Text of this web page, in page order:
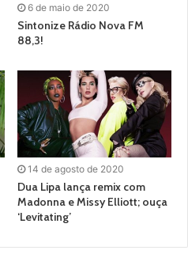
6 de maio de 2020
Sintonize Rádio Nova FM
88,3!
14 de agosto de 2020
Dua Lipa lança remix com
Madonna e Missy Elliott; ouça
‘Levitating’